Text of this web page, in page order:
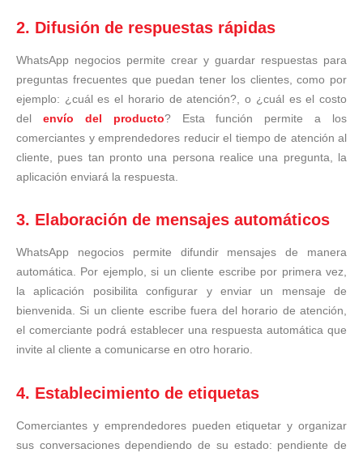
2. Difusión de respuestas rápidas
WhatsApp negocios permite crear y guardar respuestas para
preguntas frecuentes que puedan tener los clientes, como por
ejemplo: ¿cuál es el horario de atención?, o ¿cuál es el costo
del envío del producto? Esta función permite a los
comerciantes y emprendedores reducir el tiempo de atención al
cliente, pues tan pronto una persona realice una pregunta, la
aplicación enviará la respuesta.
3. Elaboración de mensajes automáticos
WhatsApp negocios permite difundir mensajes de manera
automática. Por ejemplo, si un cliente escribe por primera vez,
la aplicación posibilita configurar y enviar un mensaje de
bienvenida. Si un cliente escribe fuera del horario de atención,
el comerciante podrá establecer una respuesta automática que
invite al cliente a comunicarse en otro horario.
4. Establecimiento de etiquetas
Comerciantes y emprendedores pueden etiquetar y organizar
sus conversaciones dependiendo de su estado: pendiente de